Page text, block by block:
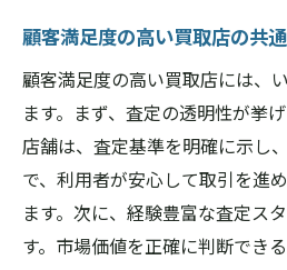
顧客満足度の高い買取店の共
顧客満足度の高い買取店には、
ます。まず、査定の透明性が挙
店舗は、査定基準を明確に示し
で、利用者が安心して取引を進
ます。次に、経験豊富な査定ス
す。市場価値を正確に判断でき